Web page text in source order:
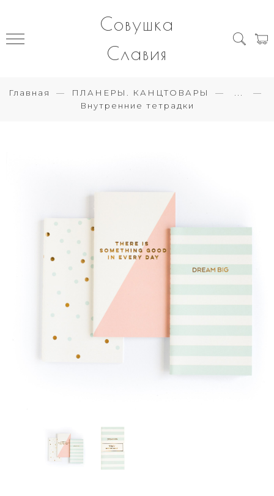
Совушка
Славия
Главная ПЛАНЕРЫ. КАНЦТОВАРЫ
Внутренние тетрадки